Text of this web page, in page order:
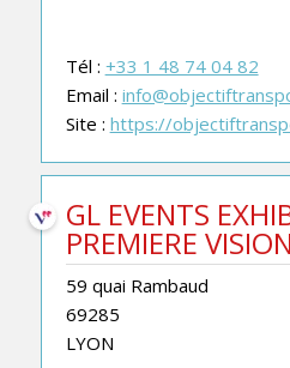
Tél : +33 1 48 74 04 82
Email :
Site : https://
GL EVENTS
PREMIERE
59 quai Rambaud
69285
LYON